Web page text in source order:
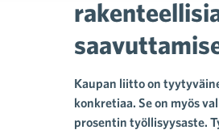
Kaupan liitto on
konkretiaa. Se on myös
prosentin työllisyysaste.